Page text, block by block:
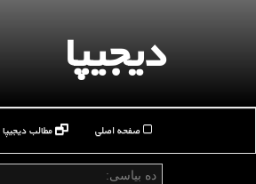
دیجیپا
صفحه اصلی مطالب دیجیپا
ده بیاسی: